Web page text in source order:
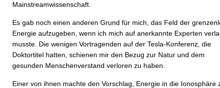
Mainstreamwissenschaft.
Es gab noch einen anderen Grund für mich, das Feld der
Energie aufzugeben, wenn ich mich auf anerkannte Experten
musste. Die wenigen Vortragenden auf der Tesla-Konferenz, die
Doktortitel hatten, schienen mir den Bezug zur Natur und dem
gesunden Menschenverstand verloren zu haben.
Einer von ihnen machte den Vorschlag, Energie in die Ionosphäre